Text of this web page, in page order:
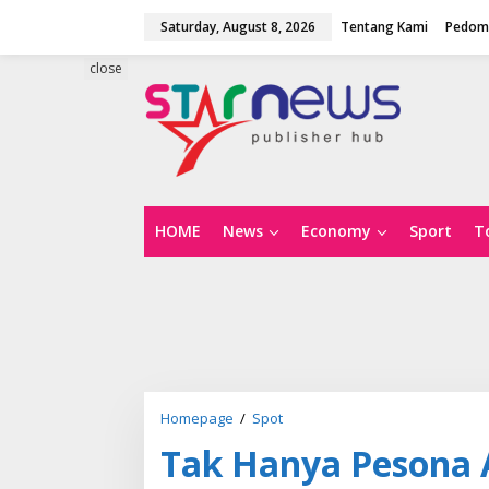
Saturday, August 8, 2026 Tentang Kami
HOME News Economy Sport
close
Homepage / Spot
k
H
Tak Hanya